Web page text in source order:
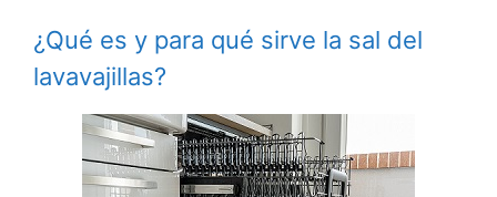
¿Qué es y para qué sirve la sal del
lavavajillas?